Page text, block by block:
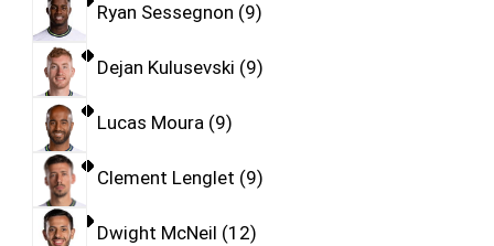
Ryan Sessegnon 9
Dejan Kulusevski 9
Lucas Moura 9
Clement Lenglet 9
Dwight McNeil 12